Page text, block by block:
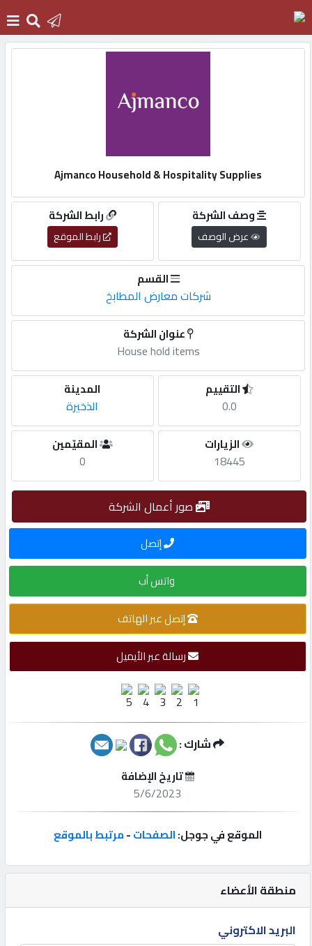
English
الاحصائيات
الأقسام
مميزة
إبحث
بنا
إعلانات
كيو
نمبر
منطقة الأعضاء
البريد الاكتروني
Ajmanco Household & Hospitality Supplies
رابط الشركة
رابط الموقع
وصف الشركة
عرض الوصف
القسم
شركات معارض المطابخ
عنوان الشركة
House hold items
المدينة
الذخيرة
التقييم
0.0
المقيّمين
0
الزيارات
18445
صور أعمال الشركة
إتصل
واتس أب
إتصل عبر الهاتف
رسالة عبر الأيميل
شارك :
تاريخ الإضافة
5/6/2023
الموقع في جوجل:الصفحات-مرتبط بالموقع